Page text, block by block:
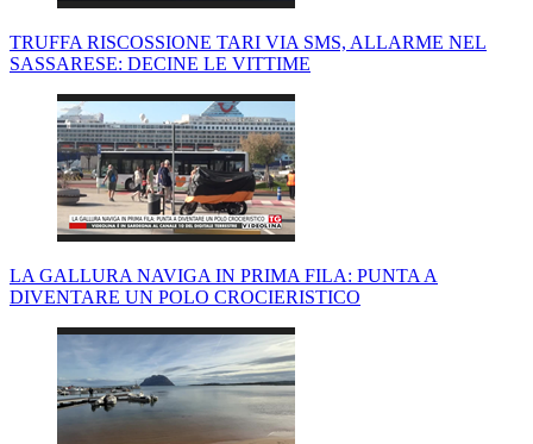
TRUFFA RISCOSSIONE TARI VIA SMS, ALLARME NEL
SASSARESE: DECINE LE VITTIME
LA GALLURA NAVIGA IN PRIMA FILA: PUNTA A
DIVENTARE UN POLO CROCIERISTICO